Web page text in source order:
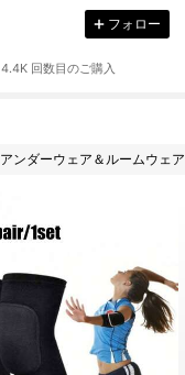
フォロー
4.4K 回数目のご購入
アンダーウェア＆ルームウェア